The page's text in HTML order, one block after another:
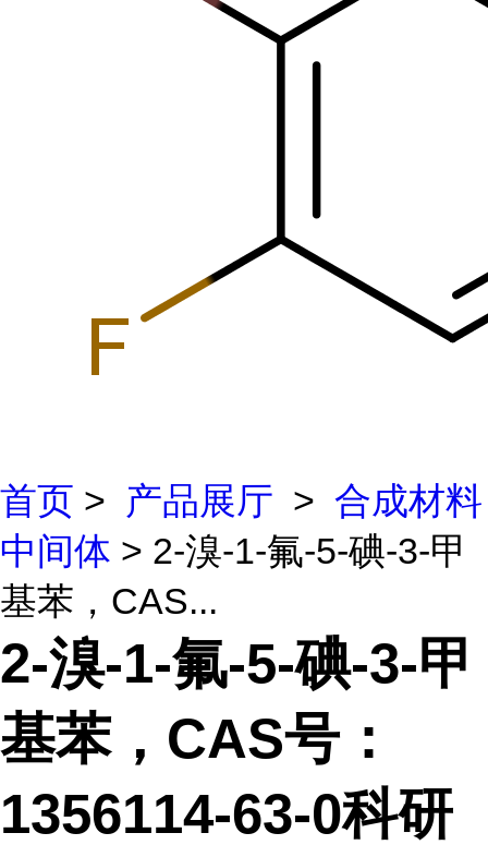
首页 > 产品展厅 > 合成材料
中间体 > 2-溴-1-氟-5-碘-3-甲
基苯，CAS...
2-溴-1-氟-5-碘-3-甲
基苯，CAS号：
1356114-63-0科研